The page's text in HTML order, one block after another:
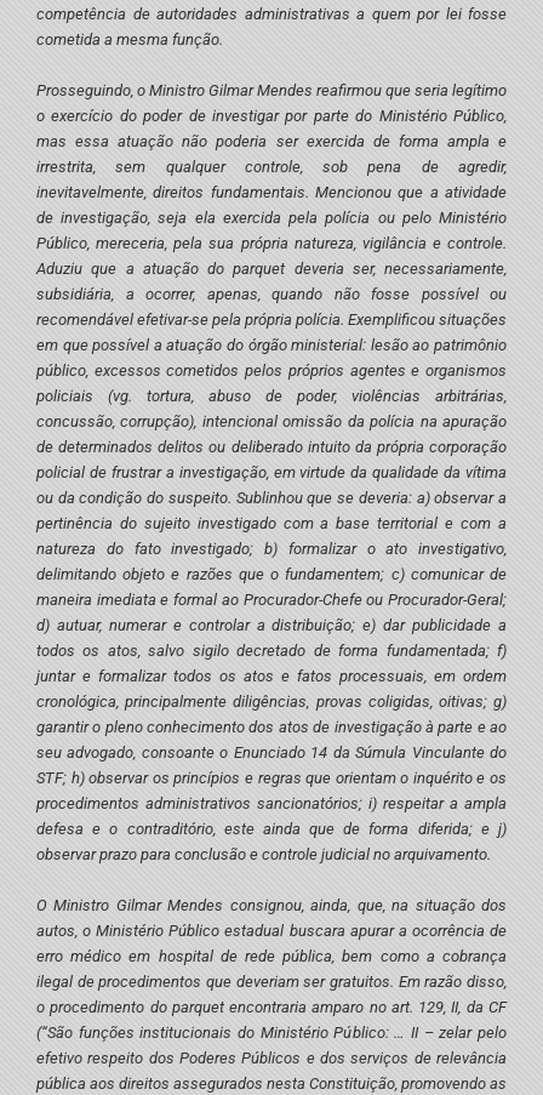
competência de autoridades administrativas a quem por lei fosse
cometida a mesma função.
Prosseguindo, o Ministro Gilmar Mendes reafirmou que seria legítimo
o exercício do poder de investigar por parte do Ministério Público,
mas essa atuação não poderia ser exercida de forma ampla e
irrestrita, sem qualquer controle, sob pena de agredir,
inevitavelmente, direitos fundamentais. Mencionou que a atividade
de investigação, seja ela exercida pela polícia ou pelo Ministério
Público, mereceria, pela sua própria natureza, vigilância e controle.
Aduziu que a atuação do parquet deveria ser, necessariamente,
subsidiária, a ocorrer, apenas, quando não fosse possível ou
recomendável efetivar-se pela própria polícia. Exemplificou situações
em que possível a atuação do órgão ministerial: lesão ao patrimônio
público, excessos cometidos pelos próprios agentes e organismos
policiais (vg. tortura, abuso de poder, violências arbitrárias,
concussão, corrupção), intencional omissão da polícia na apuração
de determinados delitos ou deliberado intuito da própria corporação
policial de frustrar a investigação, em virtude da qualidade da vítima
ou da condição do suspeito. Sublinhou que se deveria: a) observar a
pertinência do sujeito investigado com a base territorial e com a
natureza do fato investigado; b) formalizar o ato investigativo,
delimitando objeto e razões que o fundamentem; c) comunicar de
maneira imediata e formal ao Procurador-Chefe ou Procurador-Geral;
d) autuar, numerar e controlar a distribuição; e) dar publicidade a
todos os atos, salvo sigilo decretado de forma fundamentada; f)
juntar e formalizar todos os atos e fatos processuais, em ordem
cronológica, principalmente diligências, provas coligidas, oitivas; g)
garantir o pleno conhecimento dos atos de investigação à parte e ao
seu advogado, consoante o Enunciado 14 da Súmula Vinculante do
STF; h) observar os princípios e regras que orientam o inquérito e os
procedimentos administrativos sancionatórios; i) respeitar a ampla
defesa e o contraditório, este ainda que de forma diferida; e j)
observar prazo para conclusão e controle judicial no arquivamento.
O Ministro Gilmar Mendes consignou, ainda, que, na situação dos
autos, o Ministério Público estadual buscara apurar a ocorrência de
erro médico em hospital de rede pública, bem como a cobrança
ilegal de procedimentos que deveriam ser gratuitos. Em razão disso,
o procedimento do parquet encontraria amparo no art. 129, II, da CF
(“São funções institucionais do Ministério Público: … II – zelar pelo
efetivo respeito dos Poderes Públicos e dos serviços de relevância
pública aos direitos assegurados nesta Constituição, promovendo as